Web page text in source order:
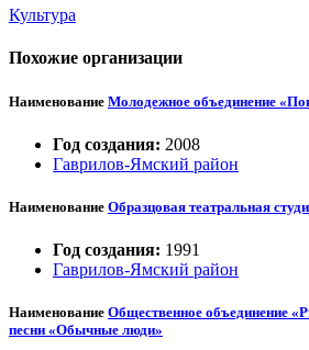
Культура
Похожие организации
Наименование Молодежное объединение
Год создания: 2008
Гаврилов-Ямский район
Наименование Образцовая театральная
Год создания: 1991
Гаврилов-Ямский район
Наименование Общественное объединение
песни «Обычные люди»